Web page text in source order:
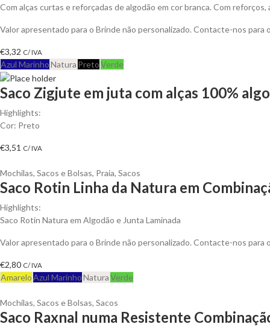
Com alças curtas e reforçadas de algodão em cor branca. Com
Valor apresentado para o Brinde não personalizado. Contacte-nos
€3,32 C/ IVA
Azul MarinhoNatura PretoVerde
Saco Zigjute em juta com alças 100%
Highlights:
Cor: Preto
€3,51 C/ IVA
Mochilas, Sacos e Bolsas, Praia, Sacos
Saco Rotin Linha da Natura em
Highlights:
Saco Rotin Natura em Algodão e Junta Laminada
Valor apresentado para o Brinde não personalizado. Contacte-nos
€2,80 C/ IVA
AmareloAzul MarinhoNaturaVerde
Mochilas, Sacos e Bolsas, Sacos
Saco Raxnal numa Resistente